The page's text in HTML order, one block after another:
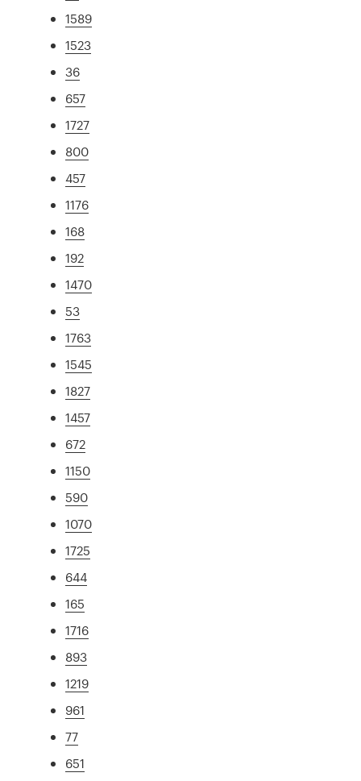
1589
1523
36
657
1727
800
457
1176
168
192
1470
53
1763
1545
1827
1457
672
1150
590
1070
1725
644
165
1716
893
1219
961
77
651